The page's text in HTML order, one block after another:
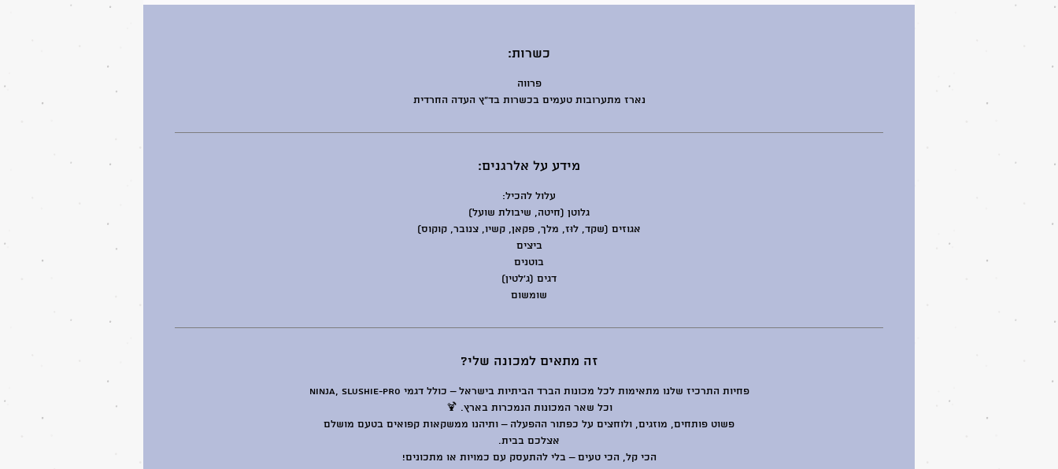
כשרות:
פרווה
נארז מתערובות טעמים בכשרות בד"ץ העדה החרדית
מידע על אלרגנים:
עלול להכיל:
גלוטן (חיטה, שיבולת שועל)
אגוזים (שקד, לוּז, מלך, פקאן, קשיו, צנובר, קוקוס)
ביצים
בוטנים
דגים (ג'לטין)
שומשום
זה מתאים למכונה שלי?
פחיות התרכיז שלנו מתאימות לכל מכונות הברד הביתיות בישראל – כולל דגמי Ninja, SLUSHIE-PRO
וכל שאר המכונות הנמכרות בארץ. 🍹
פשוט פותחים, מוזגים, ולוחצים על כפתור ההפעלה – ותיהנו ממשקאות קפואים בטעם מושלם
אצלכם בבית.
הכי קל, הכי טעים – בלי להתעסק עם כמויות או מתכונים!